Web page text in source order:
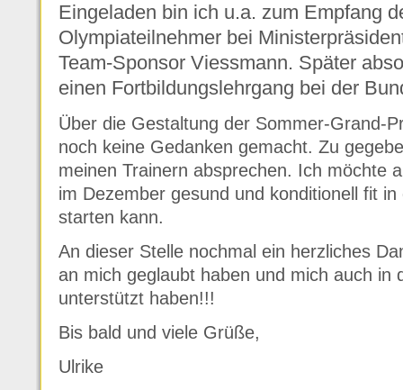
Eingeladen bin ich u.a. zum Empfang
Olympiateilnehmer bei
Team-Sponsor Viessmann. Später
einen Fortbildungslehrgang bei der
Über die Gestaltung der Sommer-Grand-
noch keine Gedanken gemacht. Zu
meinen Trainern absprechen. Ich möchte
im Dezember gesund und konditionell fit
starten kann.
An dieser Stelle nochmal ein herzliches
an mich geglaubt haben und mich auch in
unterstützt haben!!!
Bis bald und viele Grüße,
Ulrike